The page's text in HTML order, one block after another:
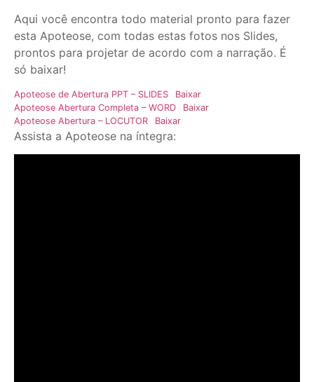
Aqui você encontra todo material pronto para fazer
esta Apoteose, com todas estas fotos nos Slides,
prontos para projetar de acordo com a narração. É
só baixar!
Apoteose de Abertura PPT – SLIDES
Baixar
Apoteose Abertura Completa – WORD
Baixar
Apoteose Abertura – LOCUTOR
Baixar
Assista a Apoteose na íntegra: